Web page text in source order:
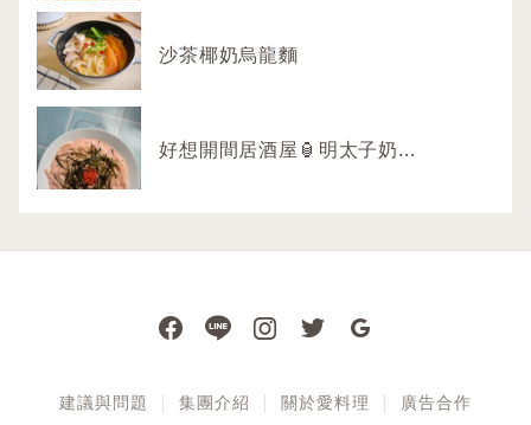
沙茶椰奶烏龍麵
好想開間居酒屋🏮明太子奶...
建議與問題 集團介紹 關於愛料理 廣告合作